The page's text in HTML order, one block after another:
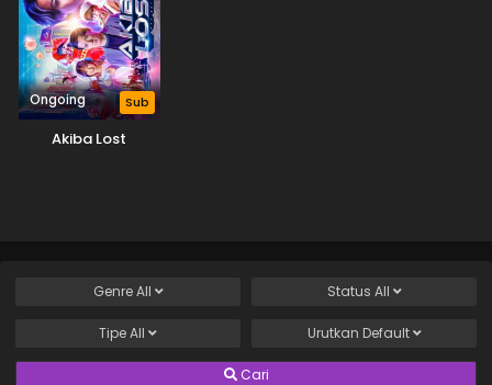
Ongoing Sub
Akiba Lost
GenreAll Status All
TipeAll Urutkan Default
Cari